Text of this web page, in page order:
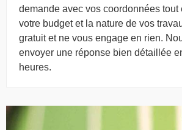
demande avec vos coordonnées tout
votre budget et la nature de vos
gratuit et ne vous engage en rien.
envoyer une réponse bien détaillée
heures.